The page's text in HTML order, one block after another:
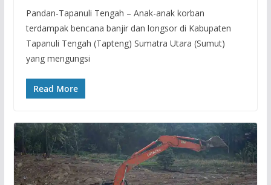
Pandan-Tapanuli Tengah – Anak-anak korban
terdampak bencana banjir dan longsor di Kabupaten
Tapanuli Tengah (Tapteng) Sumatra Utara (Sumut)
yang mengungsi
Read More